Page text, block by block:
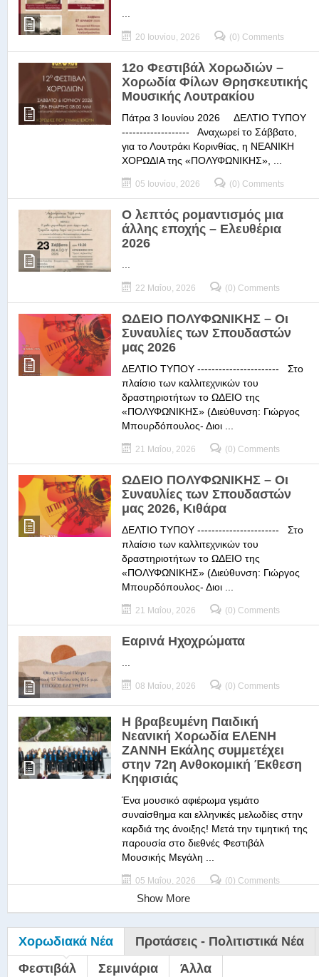
20 Ιουνίου, 2026 (0) Comments
12ο Φεστιβάλ Χορωδιών –
Χορωδία Φίλων Θρησκευτικής
Μουσικής Λουτρακίου
Πάτρα 3 Ιουνίου 2026 ΔΕΛΤΙΟ ΤΥΠΟΥ
------------------- Αναχωρεί το Σάββατο,
για το Λουτράκι Κορινθίας, η ΝΕΑΝΙΚΗ
ΧΟΡΩΔΙΑ της «ΠΟΛΥΦΩΝΙΚΗΣ», ...
05 Ιουνίου, 2026 (0) Comments
Ο λεπτός ρομαντισμός μια
άλλης εποχής – Ελευθέρια
2026
22 Μαΐου, 2026 (0) Comments
ΩΔΕΙΟ ΠΟΛΥΦΩΝΙΚΗΣ – Οι
Συναυλίες των Σπουδαστών
μας 2026
ΔΕΛΤΙΟ ΤΥΠΟΥ ----------------------- Στο
πλαίσιο των καλλιτεχνικών του
δραστηριοτήτων το ΩΔΕΙΟ της
«ΠΟΛΥΦΩΝΙΚΗΣ» (Διεύθυνση: Γιώργος
Μπουρδόπουλος- Διοι ...
21 Μαΐου, 2026 (0) Comments
ΩΔΕΙΟ ΠΟΛΥΦΩΝΙΚΗΣ – Οι
Συναυλίες των Σπουδαστών
μας 2026, Κιθάρα
ΔΕΛΤΙΟ ΤΥΠΟΥ ----------------------- Στο
πλαίσιο των καλλιτεχνικών του
δραστηριοτήτων το ΩΔΕΙΟ της
«ΠΟΛΥΦΩΝΙΚΗΣ» (Διεύθυνση: Γιώργος
Μπουρδόπουλος- Διοι ...
21 Μαΐου, 2026 (0) Comments
Εαρινά Ηχοχρώματα
08 Μαΐου, 2026 (0) Comments
Η βραβευμένη Παιδική
Νεανική Χορωδία ΕΛΕΝΗ
ΖΑΝΝΗ Εκάλης συμμετέχει
στην 72η Ανθοκομική Έκθεση
Κηφισιάς
Ένα μουσικό αφιέρωμα γεμάτο
συναίσθημα και ελληνικές μελωδίες στην
καρδιά της άνοιξης! Μετά την τιμητική της
παρουσία στο διεθνές Φεστιβάλ
Μουσικής Μεγάλη ...
05 Μαΐου, 2026 (0) Comments
Show More
Χορωδιακά Νέα
Προτάσεις - Πολιτιστικά Νέα
Φεστιβάλ
Σεμινάρια Άλλα